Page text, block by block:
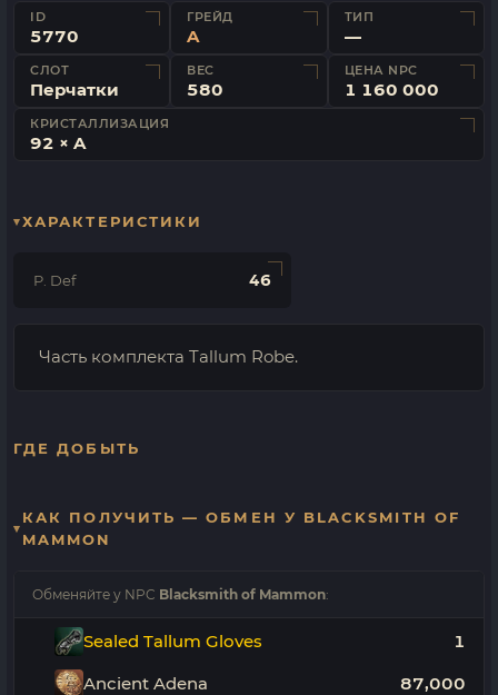
ID
5770
ГРЕЙД
A
ТИП
—
СЛОТ
Перчатки
ВЕС
580
ЦЕНА NPC
1 160 000
КРИСТАЛЛИЗАЦИЯ
92 × A
ХАРАКТЕРИСТИКИ
P. Def 46
Часть комплекта Tallum Robe.
ГДЕ ДОБЫТЬ
КАК ПОЛУЧИТЬ — ОБМЕН У BLACKSMITH OF
MAMMON
Обменяйте у NPC Blacksmith of Mammon:
Sealed Tallum Gloves 1
Ancient Adena 87,000